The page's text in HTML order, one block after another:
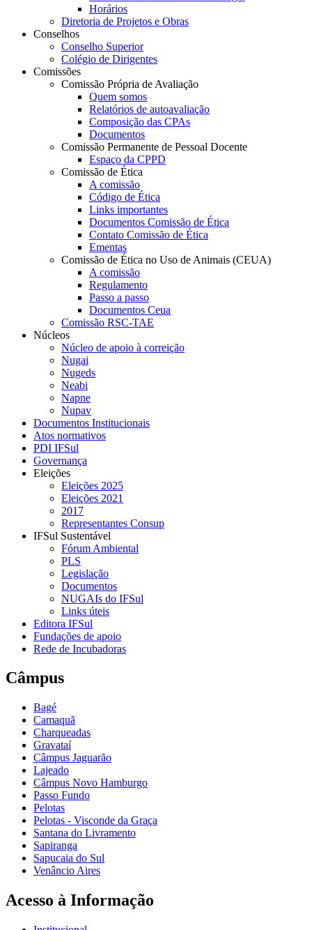
Horários
Diretoria de Projetos e Obras
Conselhos
Conselho Superior
Colégio de Dirigentes
Comissões
Comissão Própria de Avaliação
Quem somos
Relatórios de autoavaliação
Composição das CPAs
Documentos
Comissão Permanente de Pessoal Docente
Espaço da CPPD
Comissão de Ética
A comissão
Código de Ética
Links importantes
Documentos Comissão de Ética
Contato Comissão de Ética
Ementas
Comissão de Ética no Uso de Animais (CEUA)
A comissão
Regulamento
Passo a passo
Documentos Ceua
Comissão RSC-TAE
Núcleos
Núcleo de apoio à correição
Nugai
Nugeds
Neabi
Napne
Nupav
Documentos Institucionais
Atos normativos
PDI IFSul
Governança
Eleições
Eleições 2025
Eleições 2021
2017
Representantes Consup
IFSul Sustentável
Fórum Ambiental
PLS
Legislação
Documentos
NUGAIs do IFSul
Links úteis
Editora IFSul
Fundações de apoio
Rede de Incubadoras
Câmpus
Bagé
Camaquã
Charqueadas
Gravataí
Câmpus Jaguarão
Lajeado
Câmpus Novo Hamburgo
Passo Fundo
Pelotas
Pelotas - Visconde da Graça
Santana do Livramento
Sapiranga
Sapucaia do Sul
Venâncio Aires
Acesso à Informação